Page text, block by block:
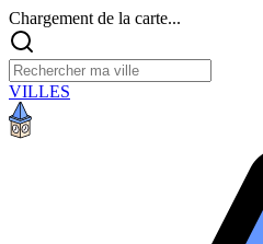
Chargement de la carte...
VILLES